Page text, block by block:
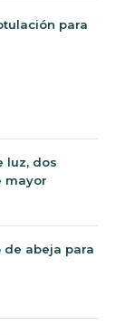
para
luz, dos
mayor
abeja para